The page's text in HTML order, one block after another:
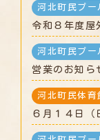
河北町民プー
令和８年度屋
河北町民プー
営業のお知ら
河北町民体育
６月１４日（